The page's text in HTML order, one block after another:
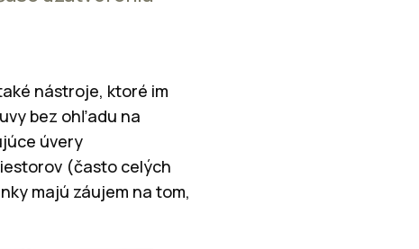
nástroje, ktoré im
bez ohľadu na
úvery
(často celých
majú záujem na tom,